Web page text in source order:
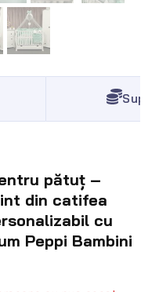
pătuț –
din catifea
cu
Peppi Bambini